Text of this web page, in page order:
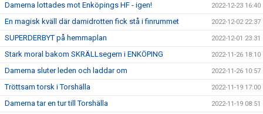
Damerna lottades mot Enköpings HF - igen! 2022-12-23 16:40
En magisk kväll där damidrotten fick stå i finrummet 2022-12-02 22:37
SUPERDERBYT på hemmaplan 2022-12-01 23:31
Stark moral bakom SKRÄLLsegern i ENKÖPING 2022-11-26 18:10
Damerna sluter leden och laddar om 2022-11-26 10:57
Tröttsam torsk i Torshälla 2022-11-19 17:00
Damerna tar en tur till Torshälla 2022-11-19 08:51